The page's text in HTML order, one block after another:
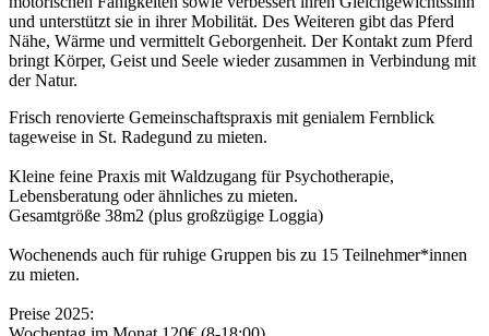
und unterstützt sie in ihrer Mobilität. Des Weiteren gibt das Pferd
Nähe, Wärme und vermittelt Geborgenheit. Der Kontakt zum Pferd
bringt Körper, Geist und Seele wieder zusammen in Verbindung mit
der Natur.
Frisch renovierte Gemeinschaftspraxis mit genialem Fernblick
tageweise in St. Radegund zu mieten.
Kleine feine Praxis mit Waldzugang für Psychotherapie,
Lebensberatung oder ähnliches zu mieten.
Gesamtgröße 38m2 (plus großzügige Loggia)
Wochenends auch für ruhige Gruppen bis zu 15 Teilnehmer*innen
zu mieten.
Preise 2025: